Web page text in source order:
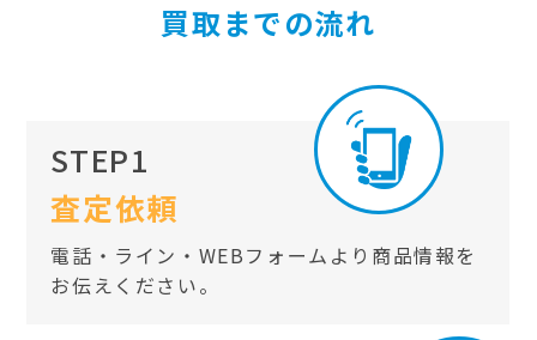
買取までの流れ
STEP1
査定依頼
電話・ライン・WEBフォームより商品情報を
お伝えください。